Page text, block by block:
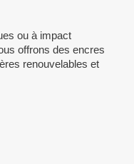
ou à impact
offrons des encres
renouvelables et